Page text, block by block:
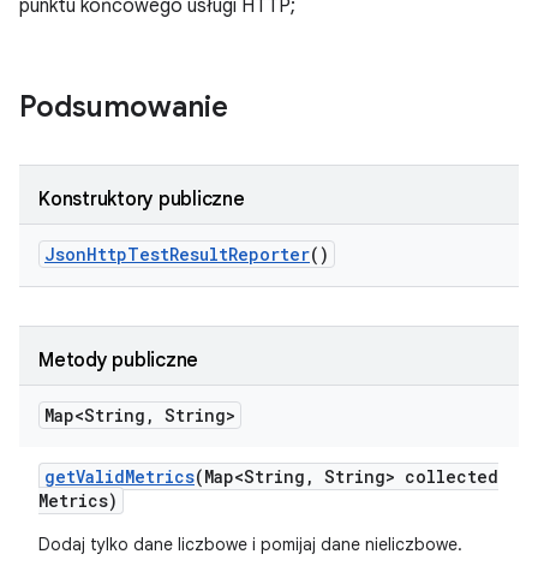
punktu końcowego usługi HTTP;
Podsumowanie
Konstruktory publiczne
JsonHttpTestResultReporter()
Metody publiczne
Map<String , String>
getValidMetrics(Map<String , String> collected
Metrics)
Dodaj tylko dane liczbowe i pomijaj dane nieliczbowe.